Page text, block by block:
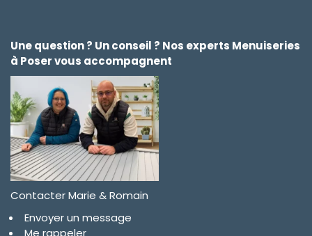
Une question ? Un conseil ? Nos experts Menuiseries
à Poser vous accompagnent
Contacter Marie & Romain
Envoyer un message
Me rappeler